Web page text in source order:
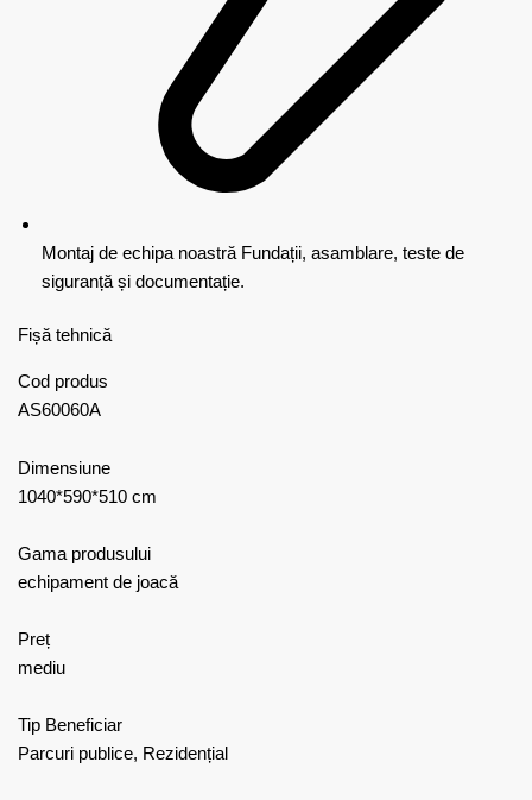
Montaj de echipa noastră Fundații, asamblare, teste de
siguranță și documentație.
Fișă tehnică
Cod produs
AS60060A
Dimensiune
1040*590*510 cm
Gama produsului
echipament de joacă
Preț
mediu
Tip Beneficiar
Parcuri publice, Rezidențial